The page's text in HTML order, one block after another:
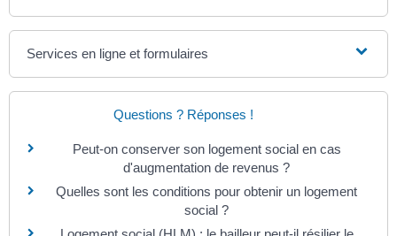
Services en ligne et formulaires
Questions ? Réponses !
Peut-on conserver son logement social en cas
d'augmentation de revenus ?
Quelles sont les conditions pour obtenir un logement
social ?